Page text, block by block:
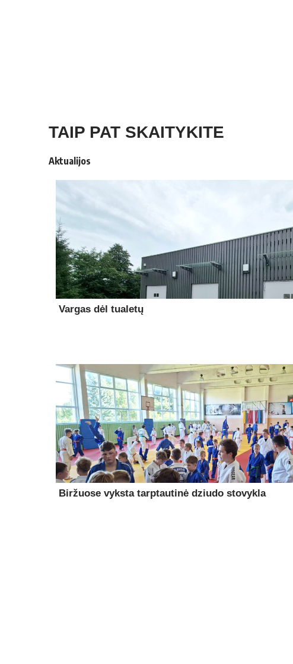
TAIP PAT SKAITYKITE
Aktualijos
Vargas dėl tualetų
Biržuose vyksta tarptautinė dziudo stovykla